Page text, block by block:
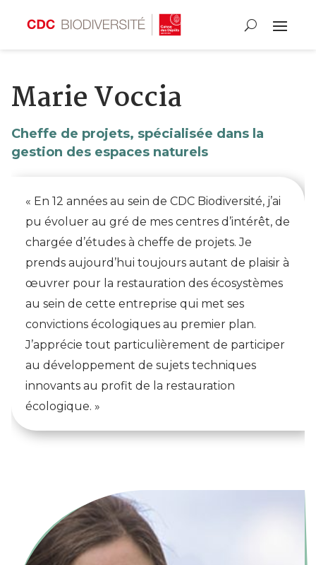
Marie Voccia
Cheffe de projets, spécialisée dans la
gestion des espaces naturels
« En 12 années au sein de CDC Biodiversité, j’ai
pu évoluer au gré de mes centres d’intérêt, de
chargée d’études à cheffe de projets. Je
prends aujourd’hui toujours autant de plaisir à
œuvrer pour la restauration des écosystèmes
au sein de cette entreprise qui met ses
convictions écologiques au premier plan.
J’apprécie tout particulièrement de participer
au développement de sujets techniques
innovants au profit de la restauration
écologique. »